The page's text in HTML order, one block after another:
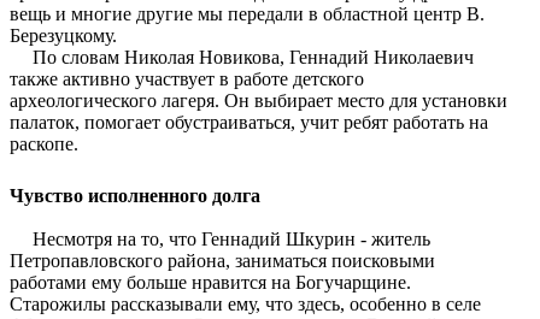
вещь и многие другие мы передали в областной центр В.
Березуцкому.
По словам Николая Новикова, Геннадий Николаевич
также активно участвует в работе детского
археологического лагеря. Он выбирает место для установки
палаток, помогает обустраиваться, учит ребят работать на
раскопе.
Чувство исполненного долга
Несмотря на то, что Геннадий Шкурин - житель
Петропавловского района, заниматься поисковыми
работами ему больше нравится на Богучарщине.
Старожилы рассказывали ему, что здесь, особенно в селе